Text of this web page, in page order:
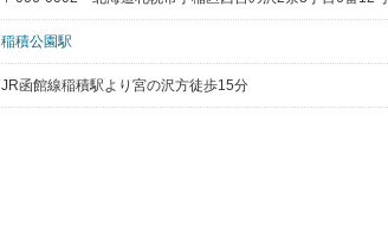
稲積公園駅
JR函館線稲積駅より宮の沢方徒歩15分